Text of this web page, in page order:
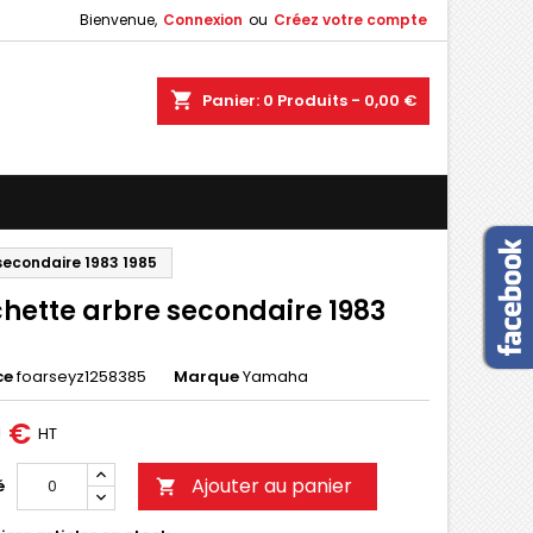
Bienvenue, Connexion ou Créez votre compte
shopping_cart Panier: 0 Produits - 0,00 €
1983 1985
arbre secondaire 1983
foarseyz1258385 MarqueYamaha
€ HT
 Ajouter au panier